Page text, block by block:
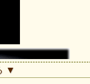
▼